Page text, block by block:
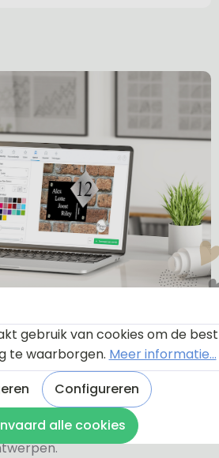
komt u bij een instructie en
rondleiding geeft door de
weet u precies hoe u zelf uw
kunt aanpassen en naar uw
gebruik van cookies om de best
te waarborgen. Meer informatie...
Configureren
alle cookies